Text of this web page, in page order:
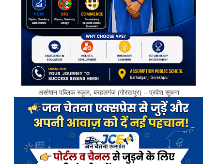
असंप्शन पब्लिक स्कूल, बरहलगंज (गोरखपुर) – प्रवेश सूचना